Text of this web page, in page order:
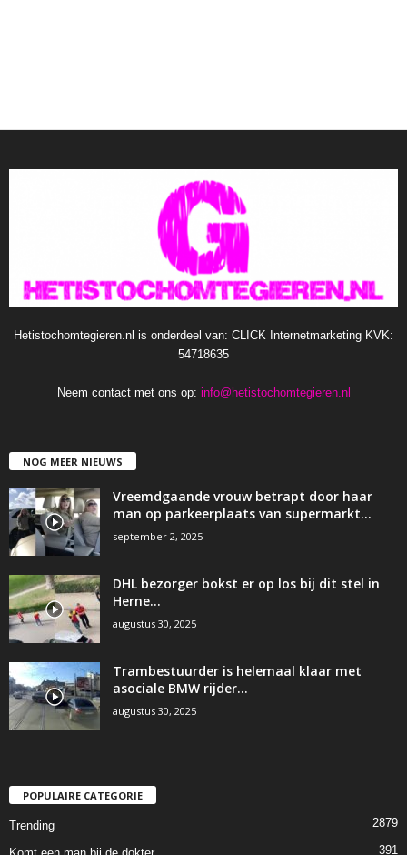
Hetistochomtegieren.nl is onderdeel van: CLICK Internetmarketing KVK:
54718635
Neem contact met ons op: info@hetistochomtegieren.nl
NOG MEER NIEUWS
Vreemdgaande vrouw betrapt door haar
man op parkeerplaats van supermarkt…
september 2, 2025
DHL bezorger bokst er op los bij dit stel in
Herne…
augustus 30, 2025
Trambestuurder is helemaal klaar met
asociale BMW rijder…
augustus 30, 2025
POPULAIRE CATEGORIE
Trending 2879
391